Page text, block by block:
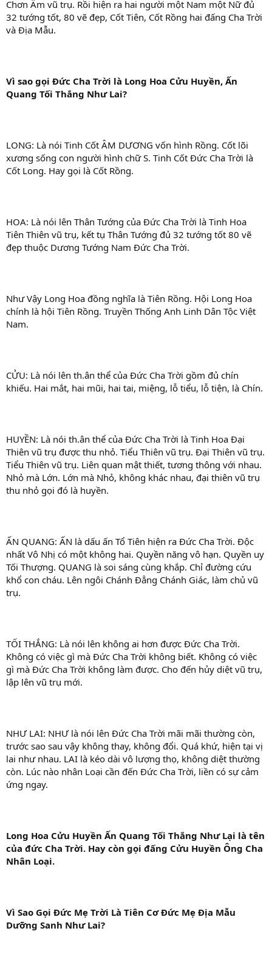
Chơn Âm vũ trụ. Rồi hiện ra hai người một Nam một Nữ đủ
32 tướng tốt, 80 vẽ đẹp, Cốt Tiên, Cốt Rồng hai đấng Cha Trời
và Địa Mẫu.
Vì sao gọi Đức Cha Trời là Long Hoa Cửu Huyền, Ấn
Quang Tối Thắng Như Lai?
LONG: Là nói Tinh Cốt ÂM DƯƠNG vốn hình Rồng. Cốt lõi
xương sống con người hình chữ S. Tinh Cốt Đức Cha Trời là
Cốt Long. Hay gọi là Cốt Rồng.
HOA: Là nói lên Thân Tướng của Đức Cha Trời là Tinh Hoa
Tiên Thiên vũ trụ, kết tụ Thân Tướng đủ 32 tướng tốt 80 vẽ
đẹp thuộc Dương Tướng Nam Đức Cha Trời.
Như Vậy Long Hoa đồng nghĩa là Tiên Rồng. Hội Long Hoa
chính là hội Tiên Rồng. Truyền Thống Anh Linh Dân Tộc Việt
Nam.
CỬU: Là nói lên th.ân thể của Đức Cha Trời gồm đủ chín
khiếu. Hai mắt, hai mũi, hai tai, miệng, lỗ tiểu, lỗ tiện, là Chín.
HUYỀN: Là nói th.ân thể của Đức Cha Trời là Tinh Hoa Đại
Thiên vũ trụ được thu nhỏ. Tiểu Thiên vũ trụ. Đại Thiên vũ trụ.
Tiểu Thiên vũ trụ. Liên quan mật thiết, tương thông với nhau.
Nhỏ mà Lớn. Lớn mà Nhỏ, không khác nhau, đại thiên vũ trụ
thu nhỏ gọi đó là huyền.
ẤN QUANG: ẤN là dấu ấn Tổ Tiên hiện ra Đức Cha Trời. Độc
nhất Vô Nhị có một không hai. Quyền năng vô hạn. Quyền uy
Tối Thượng. QUANG là soi sáng cùng khắp. Chỉ đường cứu
khổ con cháu. Lên ngôi Chánh Đẳng Chánh Giác, làm chủ vũ
trụ.
TỐI THẮNG: Là nói lên không ai hơn được Đức Cha Trời.
Không có việc gì mà Đức Cha Trời không biết. Không có việc
gì mà Đức Cha Trời không làm được. Cho đến hủy diệt vũ trụ,
lập lên vũ trụ mới.
NHƯ LAI: NHƯ là nói lên Đức Cha Trời mãi mãi thường còn,
trước sao sau vậy không thay, không đổi. Quá khứ, hiện tại vị
lai như nhau. LAI là kéo dài vô lượng thọ, không diệt thường
còn. Lúc nào nhân Loại cần đến Đức Cha Trời, liền có sự cảm
ứng ngay.
Long Hoa Cửu Huyền Ấn Quang Tối Thắng Như Lại là tên
của đức Cha Trời. Hay còn gọi đấng Cửu Huyền Ông Cha
Nhân Loại.
Vì Sao Gọi Đức Mẹ Trời Là Tiên Cơ Đức Mẹ Địa Mẫu
Dưỡng Sanh Như Lai?